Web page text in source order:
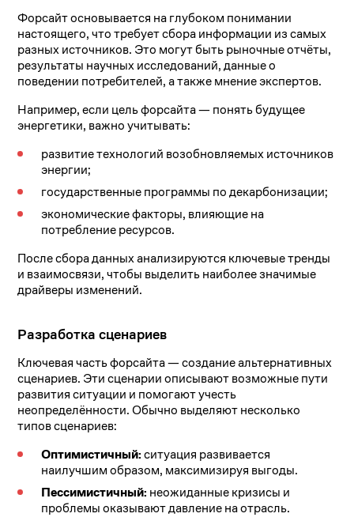
Форсайт основывается на глубоком понимании
настоящего, что требует сбора информации из самых
разных источников. Это могут быть рыночные отчёты,
результаты научных исследований, данные о
поведении потребителей, а также мнение экспертов.
Например, если цель форсайта — понять будущее
энергетики, важно учитывать:
развитие технологий возобновляемых источников
энергии;
государственные программы по декарбонизации;
экономические факторы, влияющие на
потребление ресурсов.
После сбора данных анализируются ключевые тренды
и взаимосвязи, чтобы выделить наиболее значимые
драйверы изменений.
Разработка сценариев
Ключевая часть форсайта — создание альтернативных
сценариев. Эти сценарии описывают возможные пути
развития ситуации и помогают учесть
неопределённости. Обычно выделяют несколько
типов сценариев:
Оптимистичный:ситуация развивается
наилучшим образом, максимизируя выгоды.
Пессимистичный: неожиданные кризисы и
проблемы оказывают давление на отрасль.